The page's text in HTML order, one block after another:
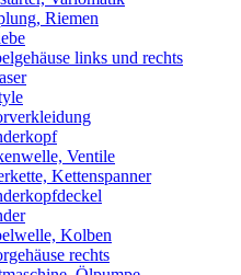
Riemen
links und rechts
Ventile
Kettenspanner
Kolben
rechts